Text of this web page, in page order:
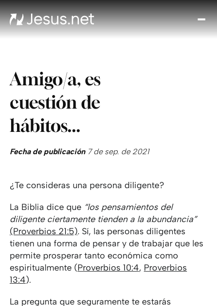
Amigo/a, es
cuestión de
hábitos...
Fecha de publicación7 de sep. de 2021
¿Te consideras una persona diligente?
La Biblia dice que “los pensamientos del
diligente ciertamente tienden a la abundancia”
(Proverbios 21:5). Sí, las personas diligentes
tienen una forma de pensar y de trabajar que les
permite prosperar tanto económica como
espiritualmente (Proverbios 10:4, Proverbios
13:4).
La pregunta que seguramente te estarás